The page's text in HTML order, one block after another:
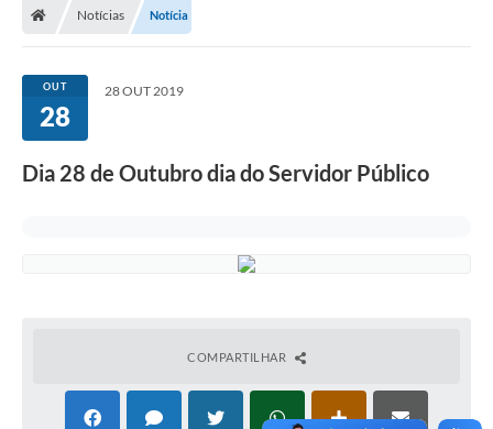
Câmara
Editais
Galeria de Presidentes
Notícias Notícia
OUT
28
28 OUT 2019
Dia 28 de Outubro dia do Servidor Público
COMPARTILHAR